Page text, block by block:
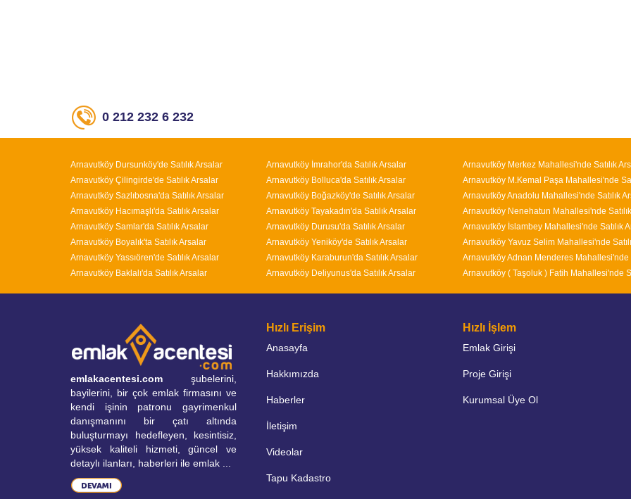
0 212 232 6 232
Arnavutköy Dursunköy'de Satılık Arsalar
Arnavutköy Çilingirde'de Satılık Arsalar
Arnavutköy Sazlıbosna'da Satılık Arsalar
Arnavutköy Hacımaşlı'da Satılık Arsalar
Arnavutköy Samlar'da Satılık Arsalar
Arnavutköy Boyalık'ta Satılık Arsalar
Arnavutköy Yassıören'de Satılık Arsalar
Arnavutköy Baklalı'da Satılık Arsalar
Arnavutköy İmrahor'da Satılık Arsalar
Arnavutköy Bolluca'da Satılık Arsalar
Arnavutköy Boğazköy'de Satılık Arsalar
Arnavutköy Tayakadın'da Satılık Arsalar
Arnavutköy Durusu'da Satılık Arsalar
Arnavutköy Yeniköy'de Satılık Arsalar
Arnavutköy Karaburun'da Satılık Arsalar
Arnavutköy Deliyunus'da Satılık Arsalar
Arnavutköy Merkez Mahallesi'nde Satılık
Arnavutköy Anadolu Mahallesi'nde Satılık
emlakacentesi.com şubelerini,
bayilerini, bir çok emlak firmasını ve
kendi işinin patronu gayrimenkul
danışmanını bir çatı altında
buluşturmayı hedefleyen, kesintisiz,
yüksek kaliteli hizmeti, güncel ve
detaylı ilanları, haberleri ile emlak ...
Hızlı Erişim
Anasayfa
Hakkımızda
Haberler
İletişim
Videolar
Tapu Kadastro
Hızlı İşlem
Emlak Girişi
Proje Girişi
Kurumsal Üye Ol